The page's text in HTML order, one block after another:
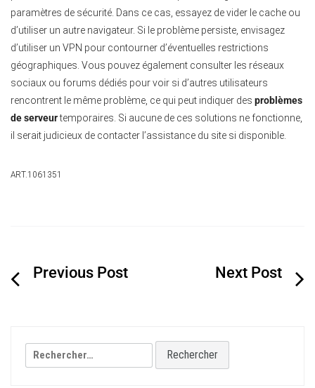
paramètres de sécurité. Dans ce cas, essayez de vider le cache ou
d’utiliser un autre navigateur. Si le problème persiste, envisagez
d’utiliser un VPN pour contourner d’éventuelles restrictions
géographiques. Vous pouvez également consulter les réseaux
sociaux ou forums dédiés pour voir si d’autres utilisateurs
rencontrent le même problème, ce qui peut indiquer des problèmes
de serveurtemporaires. Si aucune de ces solutions ne fonctionne,
il serait judicieux de contacter l’assistance du site si disponible.
ART.1061351
Navigation
Rechercher :